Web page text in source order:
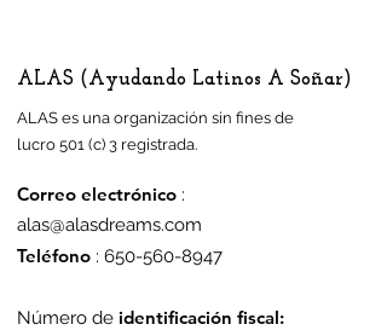
ALAS (Ayudando Latinos A Soñar)
ALAS es una organización sin fines de
lucro 501 (c) 3 registrada.
Correo electrónico :
alas@alasdreams.com
Teléfono : 650-560-8947
Número de identificación fiscal: